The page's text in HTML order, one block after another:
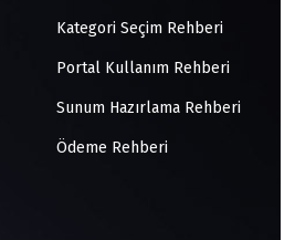
Kategori Seçim Rehberi
Portal Kullanım Rehberi
Sunum Hazırlama Rehberi
Ödeme Rehberi